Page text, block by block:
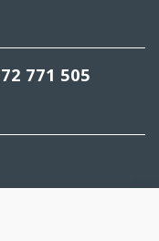
771 505